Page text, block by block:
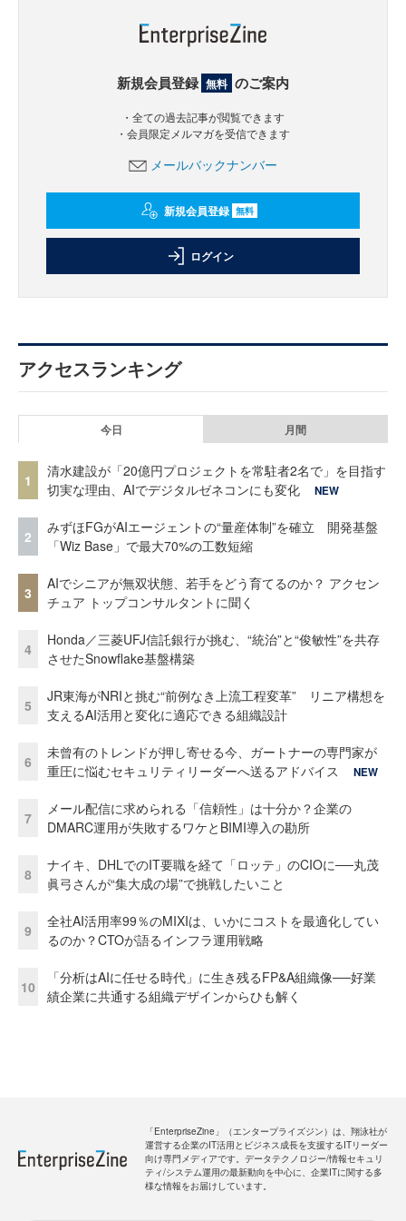
新規会員登録 無料 のご案内
・全ての過去記事が閲覧できます
・会員限定メルマガを受信できます
メールバックナンバー
新規会員登録 無料
ログイン
アクセスランキング
今日 月間
1
清水建設が「20億円プロジェクトを常駐者2名で」を目指す
切実な理由、AIでデジタルゼネコンにも変化
NEW
2
みずほFGがAIエージェントの“量産体制”を確立 開発基盤
「Wiz Base」で最大70%の工数短縮
3
AIでシニアが無双状態、若手をどう育てるのか？ アクセン
チュア トップコンサルタントに聞く
4
Honda／三菱UFJ信託銀行が挑む、“統治”と“俊敏性”を共存
させたSnowflake基盤構築
5
JR東海がNRIと挑む“前例なき上流工程変革” リニア構想を
支えるAI活用と変化に適応できる組織設計
6
未曾有のトレンドが押し寄せる今、ガートナーの専門家が
重圧に悩むセキュリティリーダーへ送るアドバイス
NEW
7
メール配信に求められる「信頼性」は十分か？企業の
DMARC運用が失敗するワケとBIMI導入の勘所
8
ナイキ、DHLでのIT要職を経て「ロッテ」のCIOに──丸茂
眞弓さんが“集大成の場”で挑戦したいこと
9
全社AI活用率99％のMIXIは、いかにコストを最適化してい
るのか？CTOが語るインフラ運用戦略
10
「分析はAIに任せる時代」に生き残るFP&A組織像──好業
績企業に共通する組織デザインからひも解く
「EnterpriseZine」（エンタープライズジン）は、翔泳社が
運営する企業のIT活用とビジネス成長を支援するITリーダー
向け専門メディアです。データテクノロジー/情報セキュリ
ティ/システム運用の最新動向を中心に、企業ITに関する多
様な情報をお届けしています。